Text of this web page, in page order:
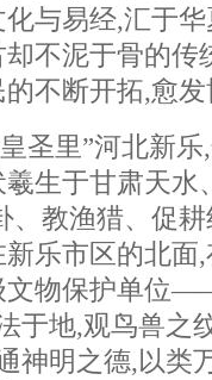
与易经,汇于
不泥于骨的传
不断开拓,愈
圣里”河北新
生于甘肃天水
、教渔猎、促
乐市区的北面
文物保护单位
于地,观鸟兽之
神明之德,以类